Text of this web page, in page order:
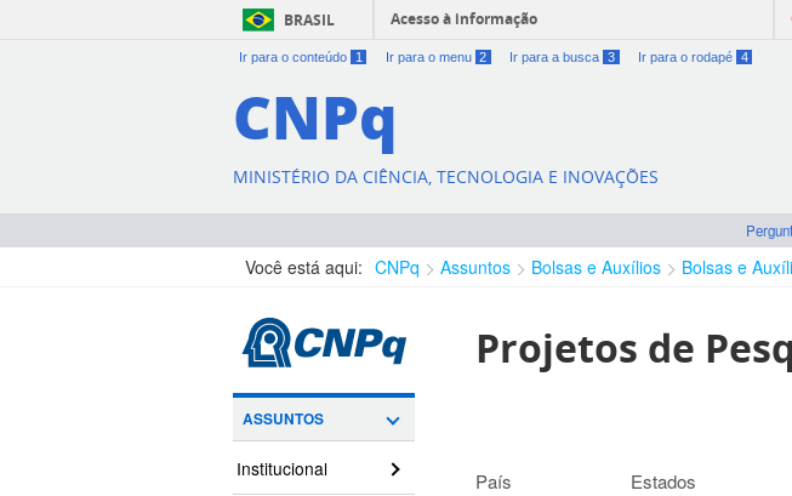
BRASIL Acesso à informação
Ir para o conteúdo 1 Ir para o menu 2 Ir para a busca 3 Ir para o rodapé 4
CNPq
MINISTÉRIO DA CIÊNCIA, TECNOLOGIA E INOVAÇÕES
Você está aqui: CNPq Assuntos Bolsas e Auxílios Bolsas e
ASSUNTOS
Institucional
Projetos de
País Estados